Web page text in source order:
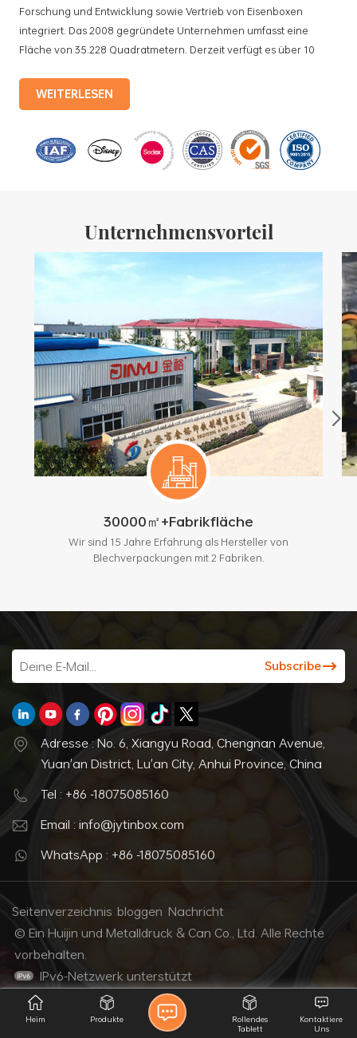
Forschung und Entwicklung sowie Vertrieb von Eisenboxen
integriert. Das 2008 gegründete Unternehmen umfasst eine
Fläche von 35.228 Quadratmetern. Derzeit verfügt es über 10
Produktionslinien mit einer monatlichen Produktion von 3,5
Millionen Eisenkisten. Zu den Produkten des Unternehmens
Werbegeschenkdosen und Weißblechschalen usw.
Standardisierte Produktionslinien und 15 vollautomatische
WEITERLESEN
Unternehmensvorteil
30000㎡+Fabrikfläche
Wir sind 15 Jahre Erfahrung als Hersteller von
Blechverpackungen mit 2 Fabriken.
Adresse : No. 6, Xiangyu Road, Chengnan Avenue,
Yuan'an District, Lu'an City, Anhui Province, China
Tel : +86 -18075085160
Email : info@jytinbox.com
WhatsApp : +86 -18075085160
Seitenverzeichnis bloggen Nachricht
© Ein Huijin und Metalldruck & Can Co., Ltd. Alle Rechte
vorbehalten.
IPv6-Netzwerk unterstützt
Heim Produkte
Kontaktiere
Uns
Rollendes
Tablett